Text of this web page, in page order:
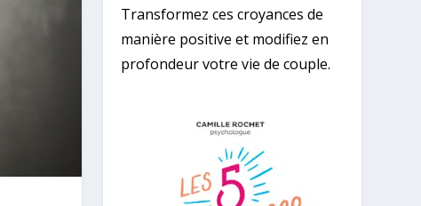
Transformez ces croyances de
manière positive et modifiez en
profondeur votre vie de couple.